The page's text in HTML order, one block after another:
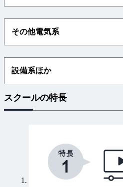
その他電気系
設備系ほか
スクールの特長